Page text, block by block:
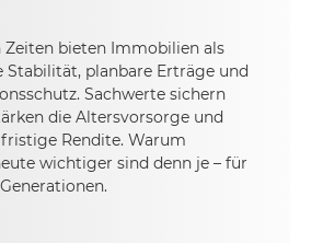
Zeiten bieten Immobilien als
Stabilität, planbare Erträge und
Sachwerte sichern
die Altersvorsorge und
Rendite. Warum
wichtiger sind denn je – für